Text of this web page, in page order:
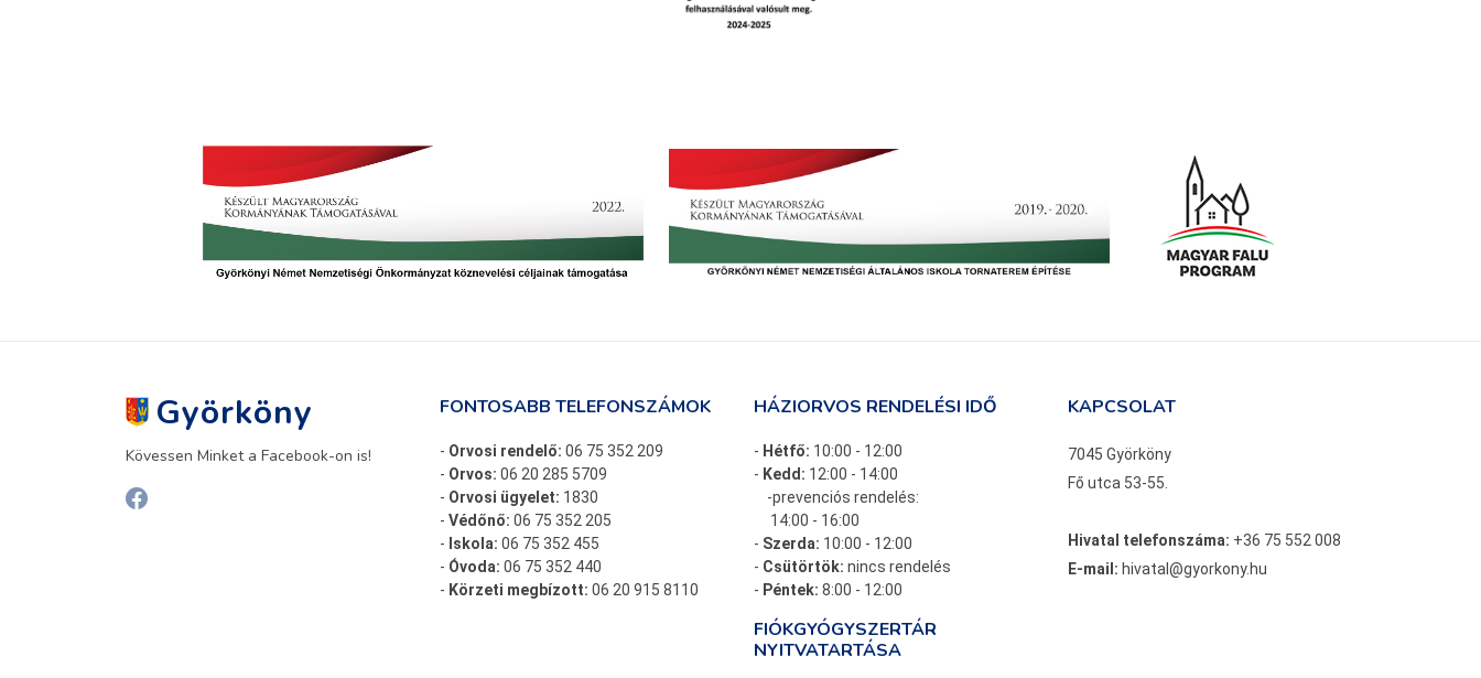
Györköny
Kövessen Minket a Facebook-on is!
FONTOSABB TELEFONSZÁMOK
- Orvosi rendelő: 06 75 352 209
- Orvos: 06 20 285 5709
- Orvosi ügyelet: 1830
- Védőnő: 06 75 352 205
- Iskola: 06 75 352 455
- Óvoda: 06 75 352 440
- Körzeti megbízott: 06 20 915 8110
HÁZIORVOS RENDELÉSI IDŐ
- Hétfő: 10:00 - 12:00
- Kedd: 12:00 - 14:00
-prevenciós rendelés:
14:00 - 16:00
- Szerda: 10:00 - 12:00
- Csütörtök: nincs rendelés
- Péntek: 8:00 - 12:00
FIÓKGYÓGYSZERTÁR
NYITVATARTÁSA
KAPCSOLAT
7045 Györköny
Fő utca 53-55.
Hivatal telefonszáma: +36 75 552 008
E-mail: hivatal@gyorkony.hu